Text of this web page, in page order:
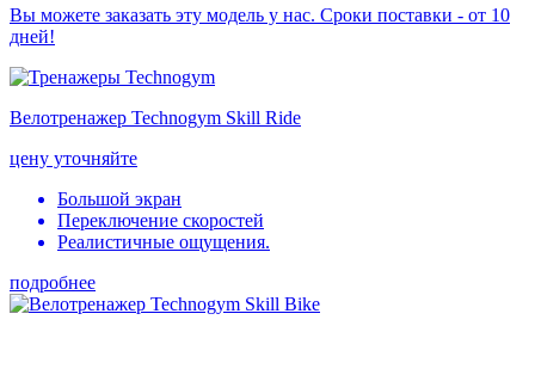
Вы можете заказать эту модель у нас. Сроки поставки - от 10
дней!
Велотренажер Technogym Skill Ride
цену уточняйте
Большой экран
Переключение скоростей
Реалистичные ощущения.
подробнее